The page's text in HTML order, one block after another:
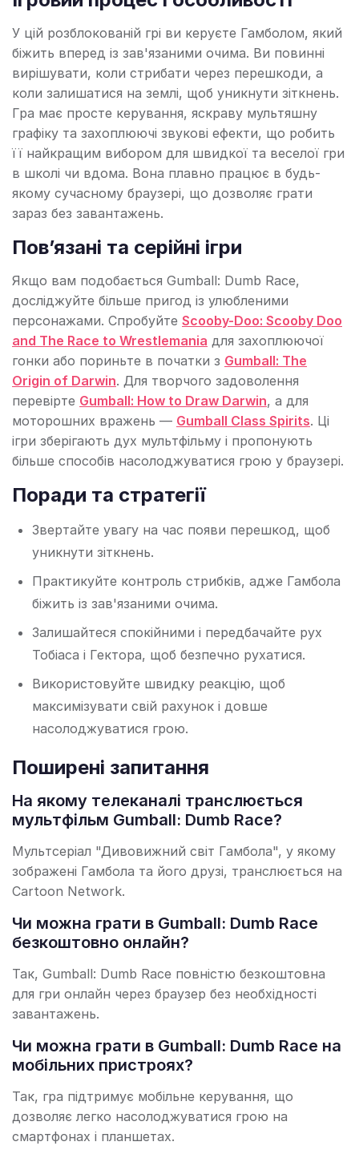
У цій розблокованій грі ви керуєте Гамболом, який
біжить вперед із зав'язаними очима. Ви повинні
вирішувати, коли стрибати через перешкоди, а
коли залишатися на землі, щоб уникнути зіткнень.
Гра має просте керування, яскраву мультяшну
графіку та захоплюючі звукові ефекти, що робить
її найкращим вибором для швидкої та веселої гри
в школі чи вдома. Вона плавно працює в будь-
якому сучасному браузері, що дозволяє грати
зараз без завантажень.
Пов’язані та серійні ігри
Якщо вам подобається Gumball: Dumb Race,
досліджуйте більше пригод із улюбленими
персонажами. Спробуйте Scooby-Doo: Scooby Doo
and The Race to Wrestlemania для захоплюючої
гонки або пориньте в початки з Gumball: The
Origin of Darwin. Для творчого задоволення
перевірте Gumball: How to Draw Darwin, а для
моторошних вражень — Gumball Class Spirits. Ці
ігри зберігають дух мультфільму і пропонують
більше способів насолоджуватися грою у браузері.
Поради та стратегії
Звертайте увагу на час появи перешкод, щоб
уникнути зіткнень.
Практикуйте контроль стрибків, адже Гамбола
біжить із зав'язаними очима.
Залишайтеся спокійними і передбачайте рух
Тобіаса і Гектора, щоб безпечно рухатися.
Використовуйте швидку реакцію, щоб
максимізувати свій рахунок і довше
насолоджуватися грою.
Поширені запитання
На якому телеканалі транслюється
мультфільм Gumball: Dumb Race?
Мультсеріал "Дивовижний світ Гамбола", у якому
зображені Гамбола та його друзі, транслюється на
Cartoon Network.
Чи можна грати в Gumball: Dumb Race
безкоштовно онлайн?
Так, Gumball: Dumb Race повністю безкоштовна
для гри онлайн через браузер без необхідності
завантажень.
Чи можна грати в Gumball: Dumb Race на
мобільних пристроях?
Так, гра підтримує мобільне керування, що
дозволяє легко насолоджуватися грою на
смартфонах і планшетах.